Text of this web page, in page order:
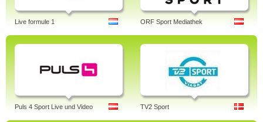
Live formule 1 ORF Sport Mediathek
Puls 4 Sport Live und Video TV2 Sport